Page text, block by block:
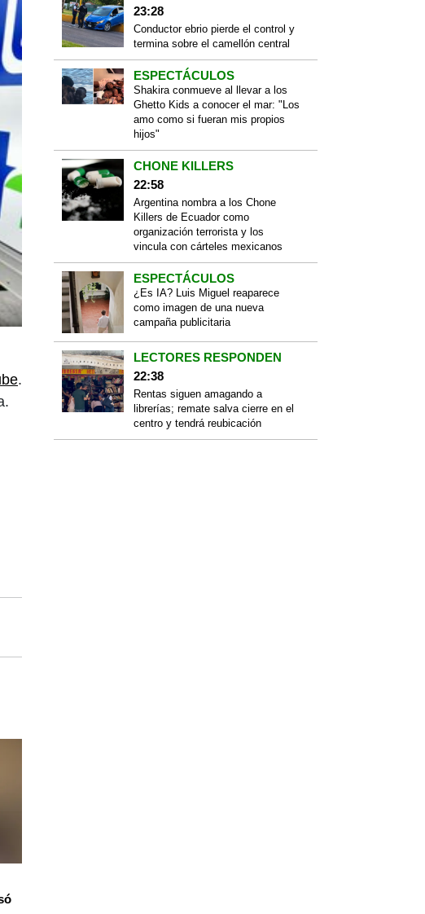
.
23:28
Conductor ebrio pierde el control y
termina sobre el camellón central
ESPECTÁCULOS
Shakira conmueve al llevar a los
Ghetto Kids a conocer el mar: "Los
amo como si fueran mis propios
hijos"
CHONE KILLERS
22:58
Argentina nombra a los Chone
Killers de Ecuador como
organización terrorista y los
vincula con cárteles mexicanos
ESPECTÁCULOS
¿Es IA? Luis Miguel reaparece
como imagen de una nueva
campaña publicitaria
LECTORES RESPONDEN
22:38
Rentas siguen amagando a
librerías; remate salva cierre en el
centro y tendrá reubicación